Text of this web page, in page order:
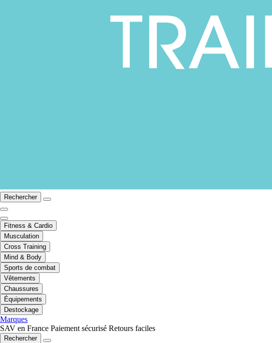
Rechercher
Fitness & Cardio
Musculation
Cross Training
Mind & Body
Sports de combat
Vêtements
Chaussures
Équipements
Destockage
Marques
SAV en France Paiement sécurisé Retours faciles
Rechercher